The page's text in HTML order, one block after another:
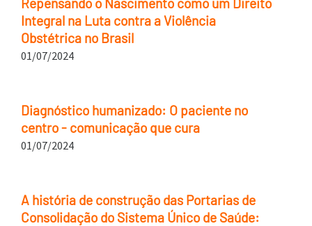
Integral na Luta contra a Violência
Obstétrica no Brasil
01/07/2024
Diagnóstico humanizado: O paciente no
centro - comunicação que cura
01/07/2024
A história de construção das Portarias de
Consolidação do Sistema Único de Saúde: